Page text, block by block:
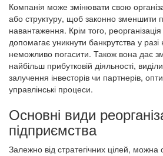
Компанія може змінювати свою
або структуру, щоб законно зменшити
навантаження. Крім того,
допомагає уникнути банкрутства у разі
неможливо погасити. Також вона дає
найбільш прибутковій діяльності,
залучення інвесторів чи партнерів,
управлінські процеси.
Основні види
підприємства
Залежно від стратегічних цілей,